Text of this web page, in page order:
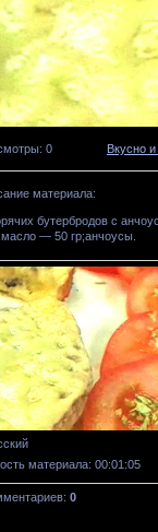
: 0 Вкусно
материала:
бутербродов с
— 50 гр;анчоусы.
материала: 00:01:05
: 0